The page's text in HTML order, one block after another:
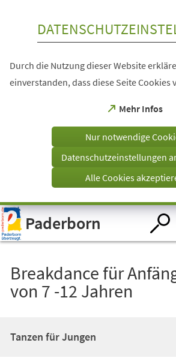
Visuelle
Assistenzsoftware
öffnen.
Durch die Nutzung dieser Website
einverstanden, dass diese Seite Cookies
Mehr Infos
(Öffnet
einem
Tab)
Nur notwendige
Datenschutzeinstellungen
Alle Cookies
Paderborn
Breakdance für
von 7 -12 Jahren
Tanzen für Jungen